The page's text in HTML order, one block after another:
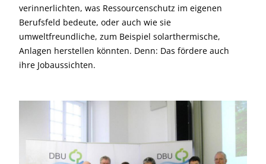
verinnerlichten, was Ressourcenschutz im eigenen
Berufsfeld bedeute, oder auch wie sie
umweltfreundliche, zum Beispiel solarthermische,
Anlagen herstellen könnten. Denn: Das fördere auch
ihre Jobaussichten.